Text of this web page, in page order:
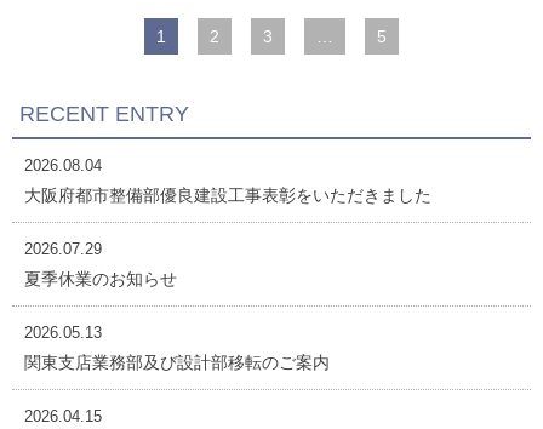
1 2 3 5
RECENT ENTRY
2026.08.04
大阪府都市整備部優良建設工事表彰をいただきました
2026.07.29
夏季休業のお知らせ
2026.05.13
関東支店業務部及び設計部移転のご案内
2026.04.15